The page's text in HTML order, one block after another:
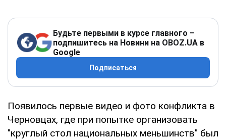
Будьте первыми в курсе главного –
подпишитесь на Новини на OBOZ.UA в
Google
Подписаться
Появилось первые видео и фото конфликта в
Черновцах, где при попытке организовать
"круглый стол национальных меньшинств" был